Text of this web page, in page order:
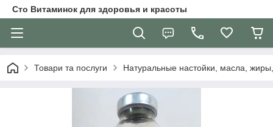
Сто Витаминок для здоровья и красоты
Товари та послуги Натуральные настойки, масла,